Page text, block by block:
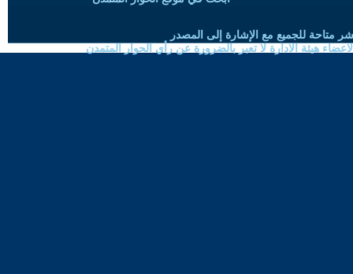
متاحة للجميع مع الإشارة إلى المصدر
هيئة الادارة لا تعبر بالضرورة عن رأي الحوار المتمدن